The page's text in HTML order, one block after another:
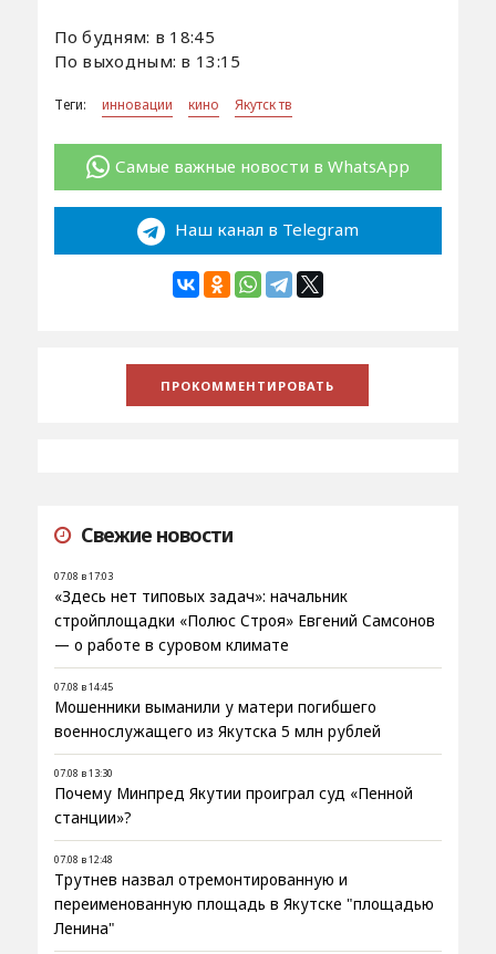
По будням: в 18:45
По выходным: в 13:15
Теги: инновации кино Якутск тв
Самые важные новости в WhatsApp
Наш канал в Telegram
Свежие новости
07.08 в 17:03
«Здесь нет типовых задач»: начальник
стройплощадки «Полюс Строя» Евгений Самсонов
— о работе в суровом климате
07.08 в 14:45
Мошенники выманили у матери погибшего
военнослужащего из Якутска 5 млн рублей
07.08 в 13:30
Почему Минпред Якутии проиграл суд «Пенной
станции»?
07.08 в 12:48
Трутнев назвал отремонтированную и
переименованную площадь в Якутске "площадью
Ленина"